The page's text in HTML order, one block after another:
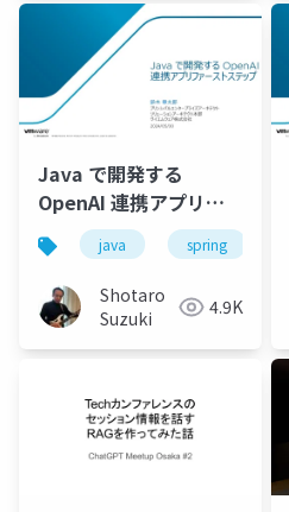
Java で開発する
OpenAI 連携アプリフ
ァーストステップ
java spring
Shotaro
Suzuki
4.9K